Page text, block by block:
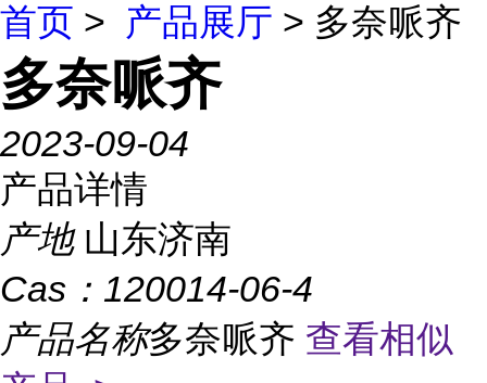
首页 > 产品展厅 > 多奈哌齐
多奈哌齐
2023-09-04
产品详情
产地 山东济南
Cas： 120014-06-4
产品名称多奈哌齐 查看相似